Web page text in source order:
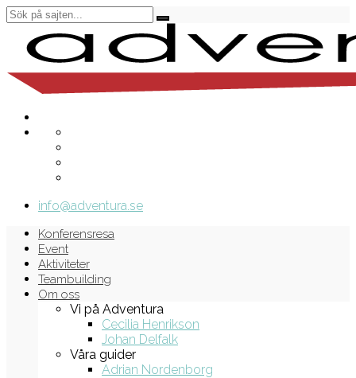
info@adventura.se
Konferensresa
Event
Aktiviteter
Teambuilding
Om oss
Vi på Adventura
Cecilia Henrikson
Johan Delfalk
Våra guider
Adrian Nordenborg